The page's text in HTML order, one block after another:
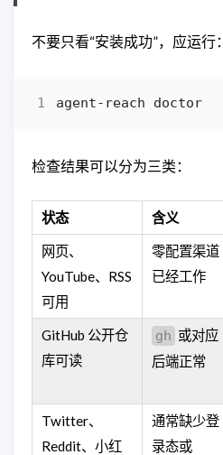
不要只看“安装成功”，应运行：
检查结果可以分为三类：
状态 含义
网页、
YouTube、RSS
可用
零配置渠道
已经工作
GitHub 公开仓
库可读
gh 或对应
后端正常
Twitter、
Reddit、小红
通常缺少登
录态或